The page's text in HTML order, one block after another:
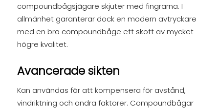
compoundbågsjägare skjuter med fingrarna. I
allmänhet garanterar dock en modern avtryckare
med en bra compoundbåge ett skott av mycket
högre kvalitet.
Avancerade sikten
Kan användas för att kompensera för avstånd,
vindriktning och andra faktorer. Compoundbågar